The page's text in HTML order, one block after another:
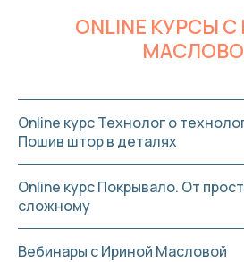
ONLINE КУРСЫ
Online курс Технолог о
Пошив штор в деталях
Online курс Покрывало. От
сложному
Вебинары с Ириной Масловой